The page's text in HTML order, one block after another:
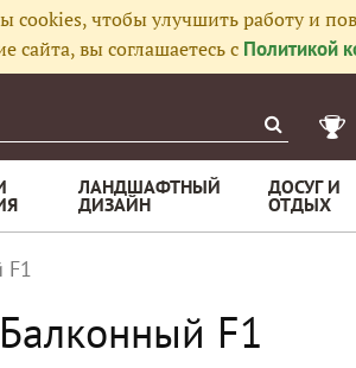
cookies, чтобы улучшить работу и
сайта, вы соглашаетесь с Политикой
ЛАНДШАФТНЫЙ
ДИЗАЙН
ДОСУГ И
ОТДЫХ
F1
F1